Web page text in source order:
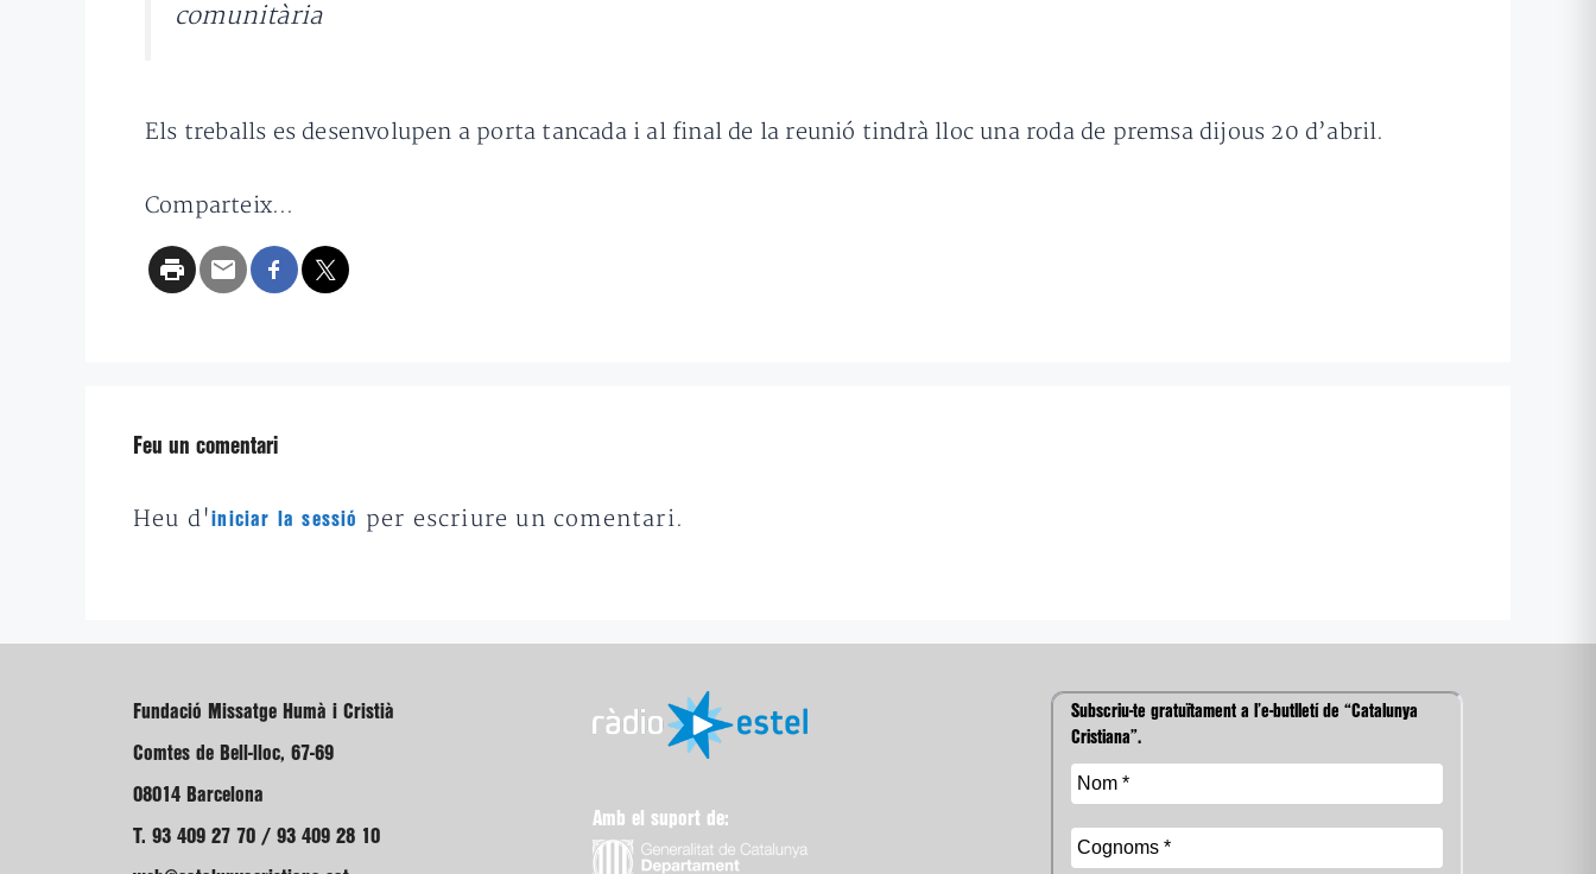
comunitària
Els treballs es desenvolupen a porta tancada i al final de la reunió tindrà lloc una roda de premsa dijous 20 d’abril.
Comparteix...
Feu un comentari
Heu d'iniciar la sessió per escriure un comentari.
Fundació Missatge Humà i Cristià
Comtes de Bell-lloc, 67-69
08014 Barcelona
T. 93 409 27 70 / 93 409 28 10
Amb el suport de:
Subscriu-te gratuïtament a l’e-butlletí de “Catalunya
Cristiana”.